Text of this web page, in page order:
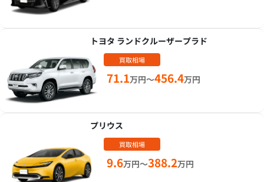
トヨタ ランドクルーザープラド
買取相場
71.1万円～456.4万円
プリウス
買取相場
9.6万円～388.2万円